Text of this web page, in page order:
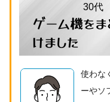
30代
ゲーム機を
けました
使わな
ーやソ